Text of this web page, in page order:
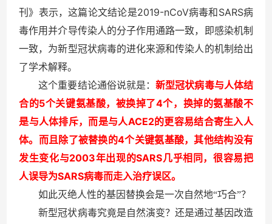
刊》表示，这篇论文结论是2019-nCoV病毒和 SARS病
毒作用并介导传染人的分子作用通路一致，即感染机制
一致，为新型冠状病毒的进化来源和传染人的机制给出
了学术解释。
这个重要结论通俗说就是：新型冠状病毒与人体结
合的5个关键氨基酸，被换掉了4个，换掉的氨基酸不
是与人体排斥，而是与人ACE2的更容易结合寄生入人
体。而且除了被替换的4个关键氨基酸，其他结构没有
发生变化与2003年出现的SARS几乎相同，很容易把
人误导为SARS病毒而走入治疗误区。
如此灭绝人性的基因替换会是一次自然地“巧合”？
新型冠状病毒究竟是自然演变？还是通过基因改造